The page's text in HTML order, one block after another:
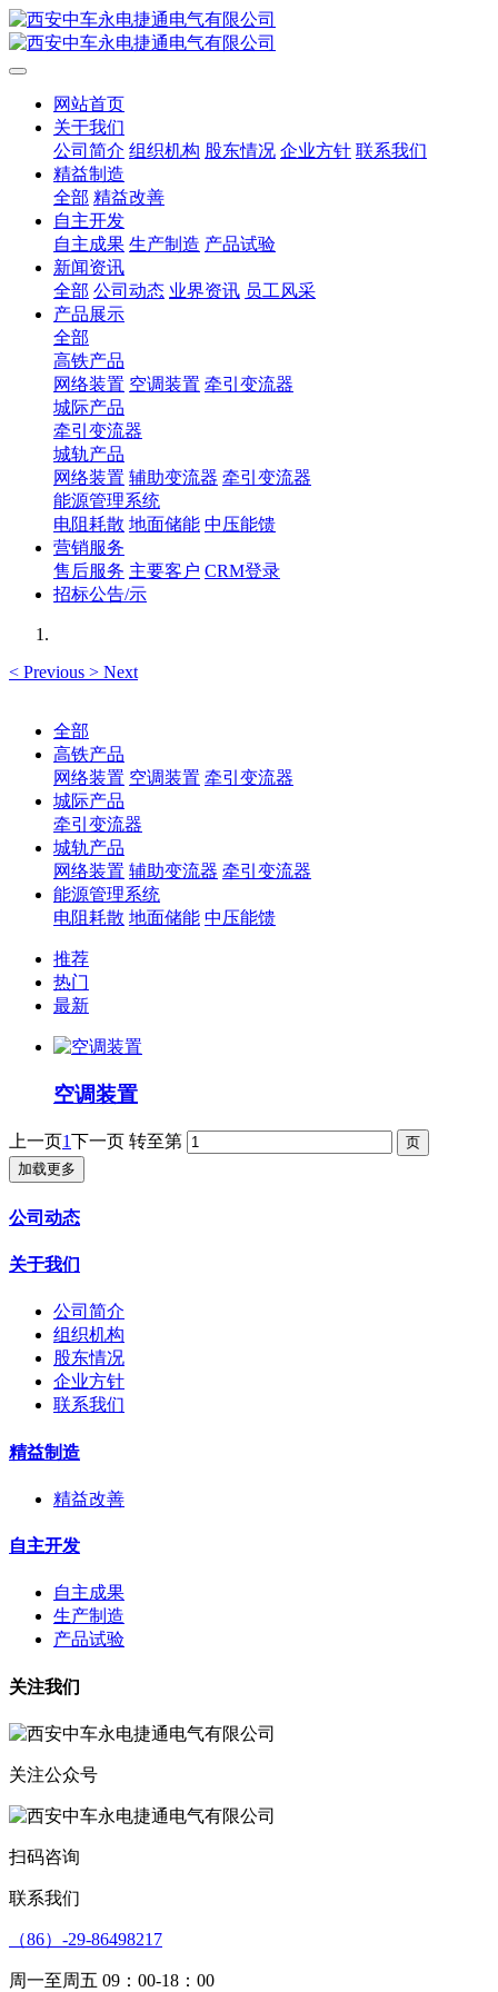
网站首页
关于我们
公司简介 组织机构 股东情况 企业方针 联系我们
精益制造
全部 精益改善
自主开发
自主成果 生产制造 产品试验
新闻资讯
全部 公司动态 业界资讯 员工风采
产品展示
全部
高铁产品
网络装置 空调装置 牵引变流器
城际产品
牵引变流器
城轨产品
网络装置 辅助变流器 牵引变流器
能源管理系统
电阻耗散 地面储能 中压能馈
营销服务
售后服务 主要客户 CRM登录
招标公告/示
< Previous > Next
全部
高铁产品
网络装置 空调装置 牵引变流器
城际产品
牵引变流器
城轨产品
网络装置 辅助变流器 牵引变流器
能源管理系统
电阻耗散 地面储能 中压能馈
推荐
热门
最新
空调装置
上一页1下一页 转至第
加载更多
公司动态
关于我们
公司简介
组织机构
股东情况
企业方针
联系我们
精益制造
精益改善
自主开发
自主成果
生产制造
产品试验
关注我们
关注公众号
扫码咨询
联系我们
（86）-29-86498217
周一至周五 09：00-18：00